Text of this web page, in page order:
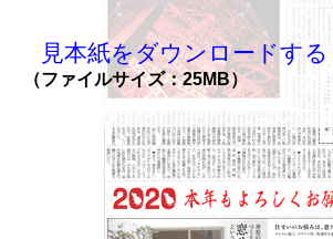
見本紙をダウンロードする
（ファイルサイズ：25MB）